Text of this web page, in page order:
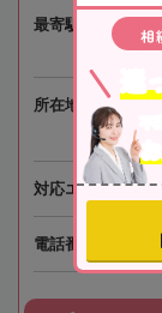
最寄駅
JR
草
所在地
〒
対応エリア 東
電話番号
相